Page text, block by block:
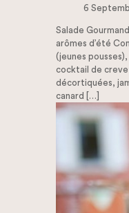
6
Salade
arômes d’été
(jeunes
cocktail de
décortiquées,
canard […]